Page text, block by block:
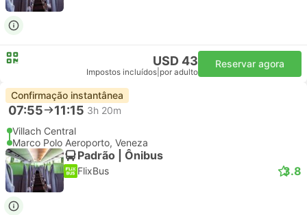
USD 43
Impostos incluídos por adulto
Reservar agora
Confirmação instantânea
07:55 11:15 3h 20m
Villach Central
Marco Polo Aeroporto, Veneza
Padrão | Ônibus
FlixBus 3.8